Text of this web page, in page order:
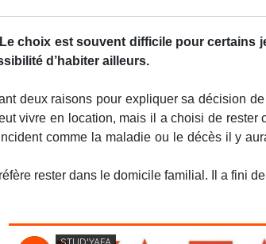
choix est souvent difficile pour certains
d’habiter ailleurs.
deux raisons pour expliquer sa décision
vivre en location, mais il a choisi de rester
comme la maladie ou le décès il y
rester dans le domicile familial. Il a fini